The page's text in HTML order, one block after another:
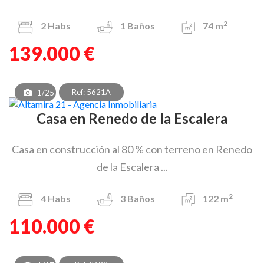
2 Habs 1 Baños 74 m2
139.000 €
1/25 Ref: 5621A
Casa en Renedo de la Escalera
Casa en construcción al 80 % con terreno en Renedo
de la Escalera ...
4 Habs 3 Baños 122 m2
110.000 €